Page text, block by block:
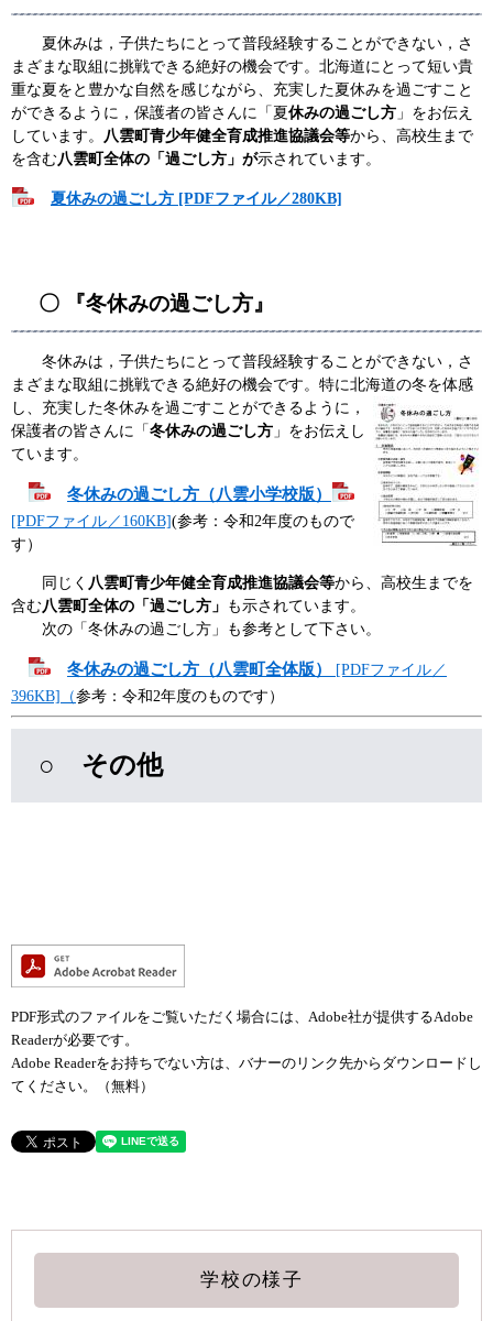
夏休みは，子供たちにとって普段経験することができない，さ
まざまな取組に挑戦できる絶好の機会です。北海道にとって短い貴
重な夏をと豊かな自然を感じながら、充実した夏休みを過ごすこと
ができるように，保護者の皆さんに「夏休みの過ごし方 」をお伝え
しています。
八雲町青少年健全育成推進協議会等から、高校生まで
を含む八雲町全体の「過ごし方」が示されています。
夏休みの過ごし方 [PDFファイル／280KB]
〇 『冬休みの過ごし方』
冬休みは，子供たちにとって普段経験することができない，さ
まざまな取組に挑戦できる絶好の機会です。特に北海道の冬を体感
し、 充実した冬休みを過ごすことができるように，
保護者の皆さんに「 冬休みの過ごし方 」をお伝えし
ています。
冬休みの過ごし方（八雲小学校版）
[PDFファイル／160KB](参考：令和2年度のもので
す）
同じく 八雲町青少年健全育成推進協議会等から、高校生までを
含む八雲町全体の「過ごし方」 も示されています。
次の「冬休みの過ごし方」も参考として下さい。
冬休みの過ごし方（八雲町全体版）
[PDFファイル／
396KB]（参考：令和2年度のものです）
○ その他
PDF形式のファイルをご覧いただく場合には、Adobe社が提供するAdobe
Readerが必要です。
Adobe Readerをお持ちでない方は、バナーのリンク先からダウンロードし
てください。（無料）
学校の様子